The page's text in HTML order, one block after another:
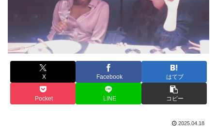
X Facebook はてブ
Pocket LINE コピー
2025.04.18